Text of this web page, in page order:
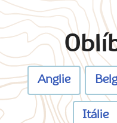
Anglie
Itálie